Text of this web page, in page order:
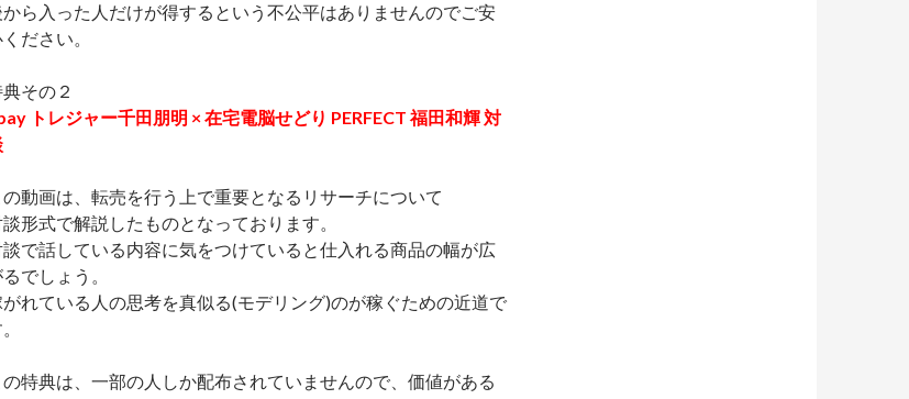
ら入った人だけが得するという不公平はありませんのでご安
ださい。
その２
トレジャー千田朋明 × 在宅電脳せどり PERFECT 福田和輝 対
の動画は、転売を行う上で重要となるリサーチについて
談形式で解説したものとなっております。
談で話している内容に気をつけていると仕入れる商品の幅が広
でしょう。
れている人の思考を真似る(モデリング)のが稼ぐための近道で
の特典は、一部の人しか配布されていませんので、価値がある